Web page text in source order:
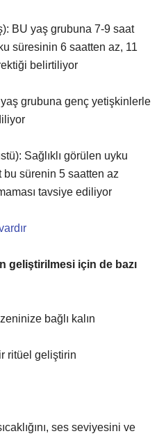
BU yaş grubuna 7-9 saat
süresinin 6 saatten az, 11
belirtiliyor
grubuna genç yetişkinlerle
Sağlıklı görülen uyku
sürenin 5 saatten az
tavsiye ediliyor
geliştirilmesi için de bazı
bağlı kalın
ritüel geliştirin
ses seviyesini ve